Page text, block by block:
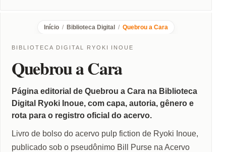
Início / Biblioteca Digital / Quebrou a Cara
BIBLIOTECA DIGITAL RYOKI INOUE
Quebrou a Cara
Página editorial de Quebrou a Cara na Biblioteca
Digital Ryoki Inoue, com capa, autoria, gênero e
rota para o registro oficial do acervo.
Livro de bolso do acervo pulp fiction de Ryoki Inoue,
publicado sob o pseudônimo Bill Purse na Acervo